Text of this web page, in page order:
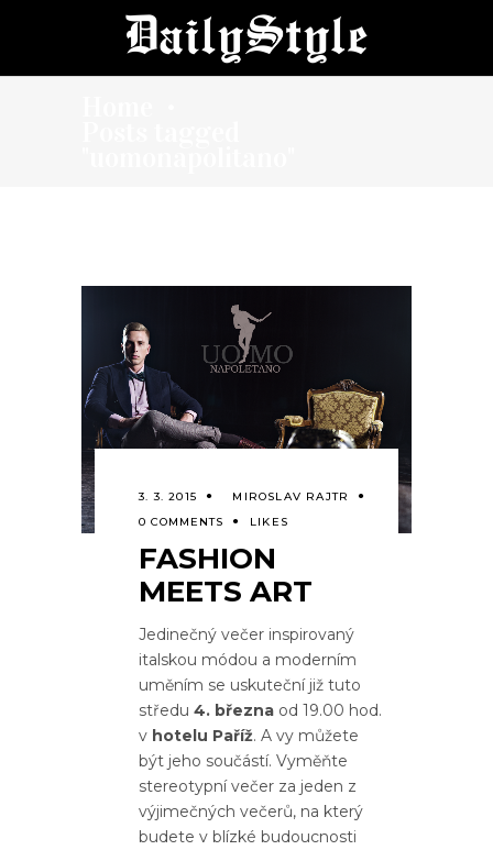
3. 3. 2015
MIROSLAV RAJTR
0 COMMENTS
LIKES
FASHION
MEETS ART
Jedinečný večer inspirovaný
italskou módou a moderním
uměním se uskuteční již tuto
středu 4. března od 19.00 hod.
v hotelu Paříž. A vy můžete
být jeho součástí. Vyměňte
stereotypní večer za jeden z
výjimečných večerů, na který
budete v blízké budoucnosti